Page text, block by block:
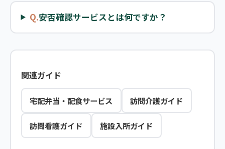
Q.安否確認サービスとは何ですか？
関連ガイド
宅配弁当・配食サービス 訪問介護ガイド
訪問看護ガイド 施設入所ガイド